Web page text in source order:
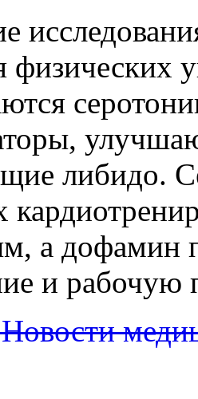
физических
либидо.
а дофамин
и рабочую